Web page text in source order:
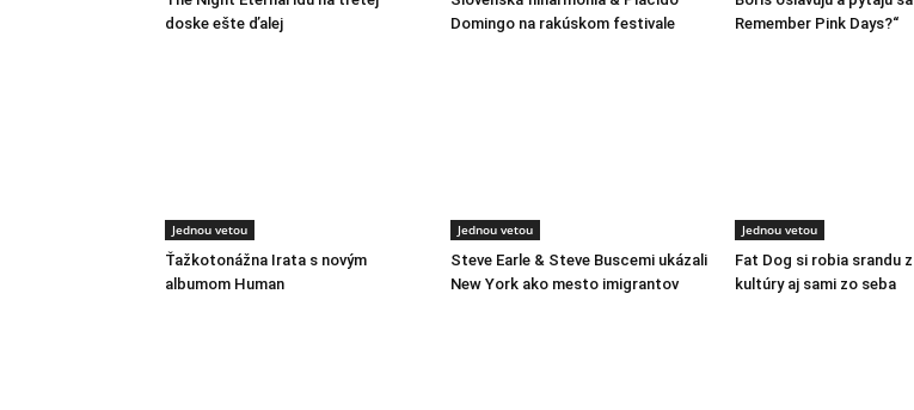
doske ešte ďalej
Domingo na rakúskom festivale
Remember Pink Days?“
Jednou vetou
Ťažkotonážna Irata s novým
albumom Human
Jednou vetou
Steve Earle & Steve Buscemi ukázali
New York ako mesto imigrantov
Jednou vetou
Fat Dog si robia srandu
kultúry aj sami zo seba